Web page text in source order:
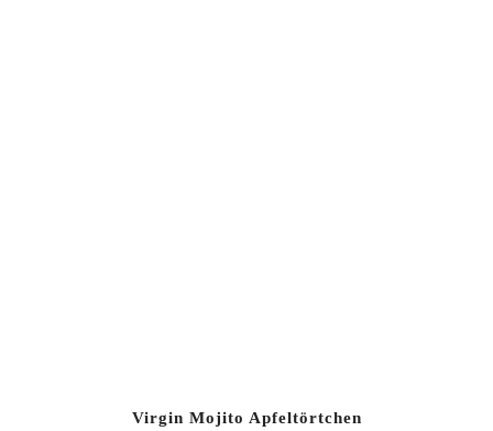
Virgin Mojito Apfeltörtchen